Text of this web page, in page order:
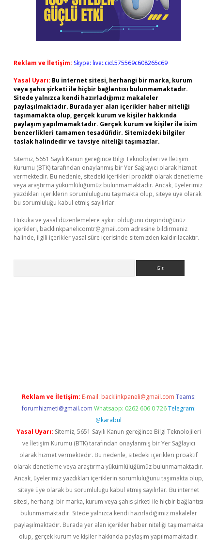
Reklam ve İletişim: Skype: live:.cid.575569c608265c69
Yasal Uyarı: Bu internet sitesi, herhangi bir marka, kurum
veya şahıs şirketi ile hiçbir bağlantısı bulunmamaktadır.
Sitede yalnızca kendi hazırladığımız makaleler
paylaşılmaktadır. Burada yer alan içerikler haber niteliği
taşımamakta olup, gerçek kurum ve kişiler hakkında
paylaşım yapılmamaktadır. Gerçek kurum ve kişiler ile isim
benzerlikleri tamamen tesadüfidir. Sitemizdeki bilgiler
taslak halindedir ve tavsiye niteliği taşımazlar.
Sitemiz, 5651 Sayılı Kanun gereğince Bilgi Teknolojileri ve İletişim
Kurumu (BTK) tarafından onaylanmış bir Yer Sağlayıcı olarak hizmet
vermektedir. Bu nedenle, sitedeki içerikleri proaktif olarak denetleme
veya araştırma yükümlülüğümüz bulunmamaktadır. Ancak, üyelerimiz
yazdıkları içeriklerin sorumluluğunu taşımakta olup, siteye üye olarak
bu sorumluluğu kabul etmiş sayılırlar.
Hukuka ve yasal düzenlemelere aykırı olduğunu düşündüğünüz
içerikleri, backlinkpanelicomtr@gmail.com adresine bildirmeniz
halinde, ilgili içerikler yasal süre içerisinde sitemizden kaldırılacaktır.
Reklam ve İletişim: E-mail: backlinkpaneli@gmail.com Teams:
forumhizmeti@gmail.com Whatsapp: 0262 606 0 726 Telegram:
@karabul
Yasal Uyarı: Sitemiz, 5651 Sayılı Kanun gereğince Bilgi Teknolojileri
ve İletişim Kurumu (BTK) tarafından onaylanmış bir Yer Sağlayıcı
olarak hizmet vermektedir. Bu nedenle, sitedeki içerikleri proaktif
olarak denetleme veya araştırma yükümlülüğümüz bulunmamaktadır.
Ancak, üyelerimiz yazdıkları içeriklerin sorumluluğunu taşımakta olup,
siteye üye olarak bu sorumluluğu kabul etmiş sayılırlar. Bu internet
sitesi, herhangi bir marka, kurum veya şahıs şirketi ile hiçbir bağlantısı
bulunmamaktadır. Sitede yalnızca kendi hazırladığımız makaleler
paylaşılmaktadır. Burada yer alan içerikler haber niteliği taşımamakta
olup, gerçek kurum ve kişiler hakkında paylaşım yapılmamaktadır.